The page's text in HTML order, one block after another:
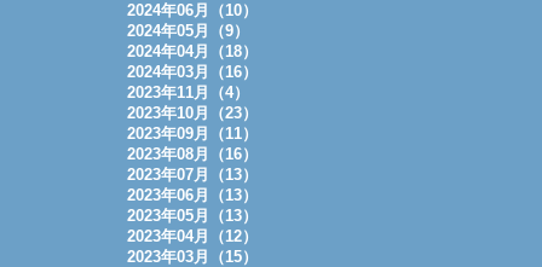
2024年06月（10）
2024年05月（9）
2024年04月（18）
2024年03月（16）
2023年11月（4）
2023年10月（23）
2023年09月（11）
2023年08月（16）
2023年07月（13）
2023年06月（13）
2023年05月（13）
2023年04月（12）
2023年03月（15）